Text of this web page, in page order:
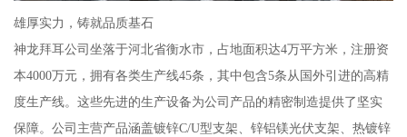
雄厚实力，铸就品质基石
神龙拜耳公司坐落于河北省衡水市，占地面积达4万平方米，注册资
本4000万元，拥有各类生产线45条，其中包含5条从国外引进的高精
度生产线。这些先进的生产设备为公司产品的精密制造提供了坚实
保障。公司主营产品涵盖镀锌C/U型支架、锌铝镁光伏支架、热镀锌